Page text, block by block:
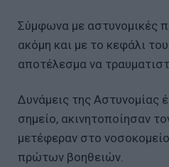
Σύμφωνα με αστυνομικές
ακόμη και με το κεφάλι
αποτέλεσμα να
Δυνάμεις της Αστυνομίας
σημείο, ακινητοποίησαν
μετέφεραν στο
πρώτων βοηθειών.